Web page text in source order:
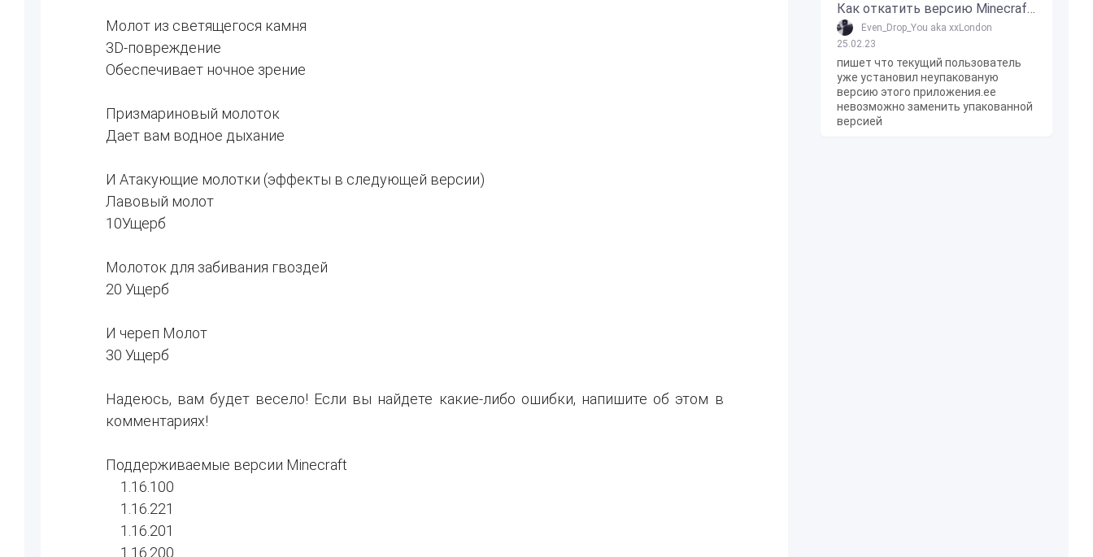
Молот из светящегося камня
3D-повреждение
Обеспечивает ночное зрение
Призмариновый молоток
Дает вам водное дыхание
И Атакующие молотки (эффекты в следующей версии)
Лавовый молот
10Ущерб
Молоток для забивания гвоздей
20 Ущерб
И череп Молот
30 Ущерб
Надеюсь, вам будет весело! Если вы найдете какие-либо ошибки, напишите об этом в
комментариях!
Поддерживаемые версии Minecraft
1.16.100
1.16.221
1.16.201
1.16.200
Как откатить версию Minecraft Bedrock Edition на Windows 10?
Even_Drop_You aka xxLondon
25.02.23
пишет что текущий пользователь
уже установил неупакованую
версию этого приложения.ее
невозможно заменить упакованной
версией